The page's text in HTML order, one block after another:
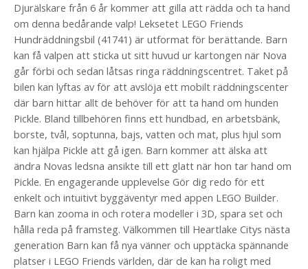
Djurälskare från 6 år kommer att gilla att rädda och ta hand
om denna bedårande valp! Leksetet LEGO Friends
Hundräddningsbil (41741) är utformat för berättande. Barn
kan få valpen att sticka ut sitt huvud ur kartongen när Nova
går förbi och sedan låtsas ringa räddningscentret. Taket på
bilen kan lyftas av för att avslöja ett mobilt räddningscenter
där barn hittar allt de behöver för att ta hand om hunden
Pickle. Bland tillbehören finns ett hundbad, en arbetsbänk,
borste, tvål, soptunna, bajs, vatten och mat, plus hjul som
kan hjälpa Pickle att gå igen. Barn kommer att älska att
ändra Novas ledsna ansikte till ett glatt när hon tar hand om
Pickle. En engagerande upplevelse Gör dig redo för ett
enkelt och intuitivt byggäventyr med appen LEGO Builder.
Barn kan zooma in och rotera modeller i 3D, spara set och
hålla reda på framsteg. Välkommen till Heartlake Citys nästa
generation Barn kan få nya vänner och upptäcka spännande
platser i LEGO Friends världen, där de kan ha roligt med